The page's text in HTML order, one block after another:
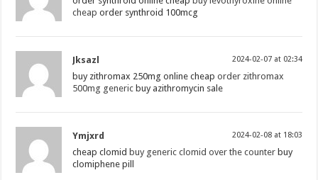
cheap order synthroid 100mcg
Jksazl 2024-02-07 at 02:34
buy zithromax 250mg online cheaporder zithromax
500mg generic buy azithromycin sale
Ymjxrd 2024-02-08 at 18:03
cheap clomid buy generic clomid over the counter buy
clomiphene pill